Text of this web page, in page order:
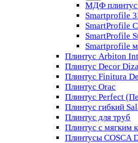
МДФ
Smartprofile
SmartProfile
SmartProfile
Smartprofile
Плинтус Arbiton
Плинтус Decor
Плинтус Finitura
Плинтус Orac
Плинтус Perfect
Плинтус гибкий
Плинтус для труб
Плинтус с мягким
Плинтусы COSCA